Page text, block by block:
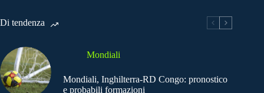
Di tendenza
Mondiali
Mondiali, Inghilterra-RD Congo: pronostico
e probabili formazioni